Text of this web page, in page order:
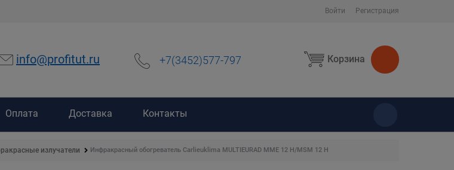
Войти Регистрация
info@profitut.ru +7(3452)577-797 Корзина
Оплата Доставка Контакты
излучатели Инфракрасный обогреватель Carlieuklima MULTIEURAD MME 12 H/MSM 12 H